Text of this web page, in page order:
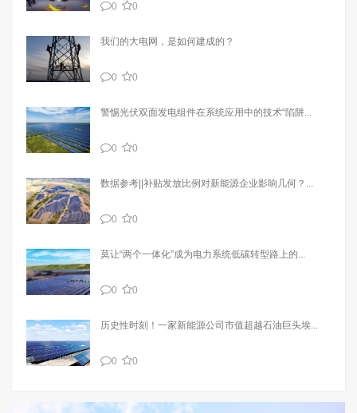
0 0
我们的大电网，是如何建成的？
0 0
警惕光伏双面发电组件在系统应用中的技术“陷阱...
0 0
数据参考||补贴发放比例对新能源企业影响几何？...
0 0
莫让“两个一体化”成为电力系统低碳转型路上的...
0 0
历史性时刻！一家新能源公司市值超越石油巨头埃...
0 0